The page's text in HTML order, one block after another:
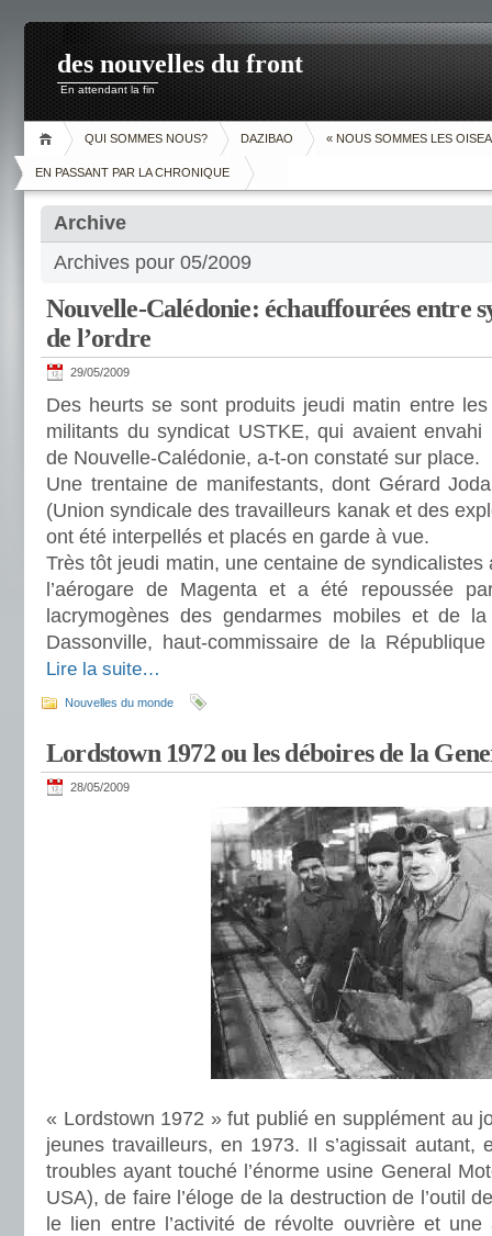
des nouvelles du front
En attendant la fin
QUI SOMMES NOUS? DAZIBAO « NOUS SOMMES LES
EN PASSANT PAR LA CHRONIQUE
Archive
Archives pour 05/2009
Nouvelle-Calédonie: échauffourées entre
de l’ordre
29/05/2009
Des heurts se sont produits jeudi matin entre
militants du syndicat USTKE, qui avaient envahi
de Nouvelle-Calédonie, a-t-on constaté sur place.
Une trentaine de manifestants, dont Gérard
(Union syndicale des travailleurs kanak et des
ont été interpellés et placés en garde à vue.
Très tôt jeudi matin, une centaine de
l’aérogare de Magenta et a été repoussée
lacrymogènes des gendarmes mobiles et de
Dassonville, haut-commissaire de la
Lire la suite…
Nouvelles du monde
Lordstown 1972 ou les déboires de la
28/05/2009
« Lordstown 1972 » fut publié en supplément au
jeunes travailleurs, en 1973. Il s’agissait autant,
troubles ayant touché l’énorme usine General
USA), de faire l’éloge de la destruction de l’outil
le lien entre l’activité de révolte ouvrière et